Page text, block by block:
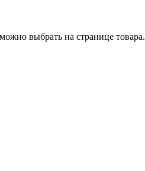
выбрать на странице товара.